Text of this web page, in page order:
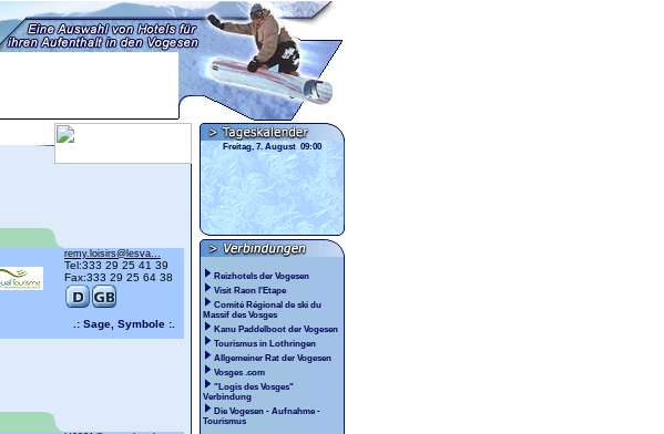
Freitag, 7. August 09:00
remy.loisirs@lesva...
Tel:333 29 25 41 39
Fax:333 29 25 64 38
.: Sage, Symbole :.
Reizhotels der Vogesen
Visit Raon l'Etape
Comité Régional de ski du
Massif des Vosges
Kanu Paddelboot der Vogesen
Tourismus in Lothringen
Allgemeiner Rat der Vogesen
Vosges .com
"Logis des Vosges"
Verbindung
Die Vogesen - Aufnahme -
Tourismus